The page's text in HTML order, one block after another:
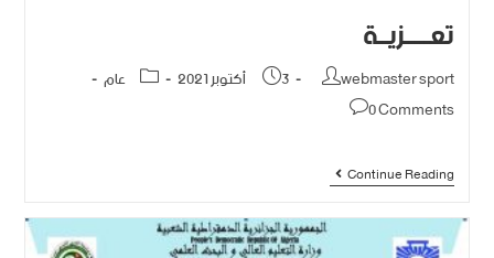
تعـــــزيــة
webmaster sport 3 أكتوبر 2021
عام
0 Comments
Continue Reading